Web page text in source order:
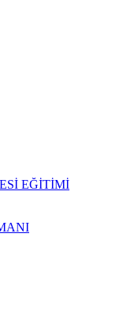
EĞİTİMİ